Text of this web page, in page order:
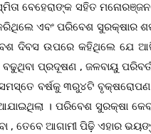
ବେହେରାଙ୍କ ସହିତ
ଏବଂ ପରିବେଶ ସୁରକ୍ଷାର
ଦିବସ ଉପରେ କହିଥିଲେ ଯେ
ବଢୁଥିବା ପ୍ରଦୂଷଣ , ଜଳବାୟୁ
ବର୍ଷକୁ ୩ରୁ୪ଟି ବୃକ୍ଷରୋପଣ
। ପରିବେଶ ସୁରକ୍ଷା
ଆଗାମୀ ପିଢ଼ି ଏହାର